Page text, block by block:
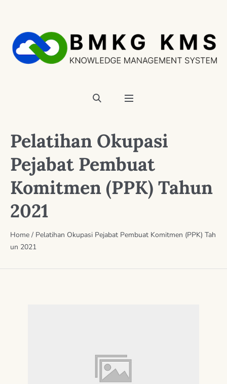
Pelatihan Okupasi
Pejabat Pembuat
Komitmen (PPK) Tahun
2021
Home / Pelatihan Okupasi Pejabat Pembuat Komitmen (PPK) Tah
un 2021